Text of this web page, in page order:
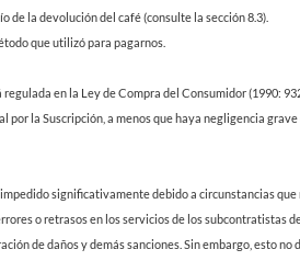
de la devolución del café (consulte la sección 8.3).
que utilizó para pagarnos.
en la Ley de Compra del Consumidor (1990:
la Suscripción, a menos que haya negligencia
significativamente debido a circunstancias
o retrasos en los servicios de los subcontratistas
de daños y demás sanciones. Sin embargo, esto